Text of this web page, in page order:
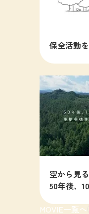
保全活動
空から見
50年後、
MOVIE一覧へ